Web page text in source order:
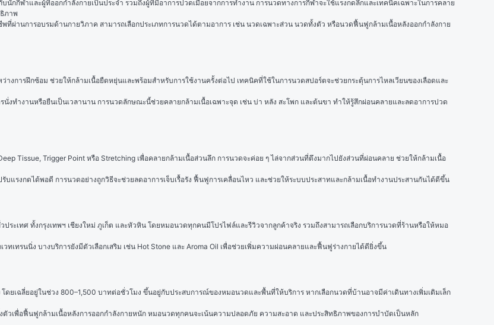
นักกีฬาและผู้ที่ออกกำลังกายเป็นประจำ รวมถึงผู้ที่มีอาการปวดเมื่อยจากการทำงาน การนวดทางการกีฬาจะใช้แรงกดลึกและเทคนิคเฉพาะในการคลาย
ภาพ
านการอบรมด้านกายวิภาค สามารถเลือกประเภทการนวดได้ตามอาการ เช่น นวดเฉพาะส่วน นวดทั้งตัว หรือนวดฟื้นฟูกล้ามเนื้อหลังออกกำลังกาย
งการฝึกซ้อม ช่วยให้กล้ามเนื้อยืดหยุ่นและพร้อมสำหรับการใช้งานครั้งต่อไป เทคนิคที่ใช้ในการนวดสปอร์ตจะช่วยกระตุ้นการไหลเวียนของเลือดและ
งทำงานหรือยืนเป็นเวลานาน การนวดลักษณะนี้ช่วยคลายกล้ามเนื้อเฉพาะจุด เช่น บ่า หลัง สะโพก และต้นขา ทำให้รู้สึกผ่อนคลายและลดอาการปวด
Tissue, Trigger Point หรือ Stretching เพื่อคลายกล้ามเนื้อส่วนลึก การนวดจะค่อย ๆ ไล่จากส่วนที่ตึงมากไปยังส่วนที่ผ่อนคลาย ช่วยให้กล้ามเนื้อ
แรงกดได้พอดี การนวดอย่างถูกวิธีจะช่วยลดอาการเจ็บเรื้อรัง ฟื้นฟูการเคลื่อนไหว และช่วยให้ระบบประสาทและกล้ามเนื้อทำงานประสานกันได้ดีขึ้น
เทศ ทั้งกรุงเทพฯ เชียงใหม่ ภูเก็ต และหัวหิน โดยหมอนวดทุกคนมีโปรไฟล์และรีวิวจากลูกค้าจริง รวมถึงสามารถเลือกบริการนวดที่ร้านหรือให้หมอ
เทรนนิ่ง บางบริการยังมีตัวเลือกเสริม เช่น Hot Stone และ Aroma Oil เพื่อช่วยเพิ่มความผ่อนคลายและฟื้นฟูร่างกายได้ดียิ่งขึ้น
โดยเฉลี่ยอยู่ในช่วง 800–1,500 บาทต่อชั่วโมง ขึ้นอยู่กับประสบการณ์ของหมอนวดและพื้นที่ให้บริการ หากเลือกนวดที่บ้านอาจมีค่าเดินทางเพิ่มเติมเล็ก
เพื่อฟื้นฟูกล้ามเนื้อหลังการออกกำลังกายหนัก หมอนวดทุกคนจะเน้นความปลอดภัย ความสะอาด และประสิทธิภาพของการบำบัดเป็นหลัก